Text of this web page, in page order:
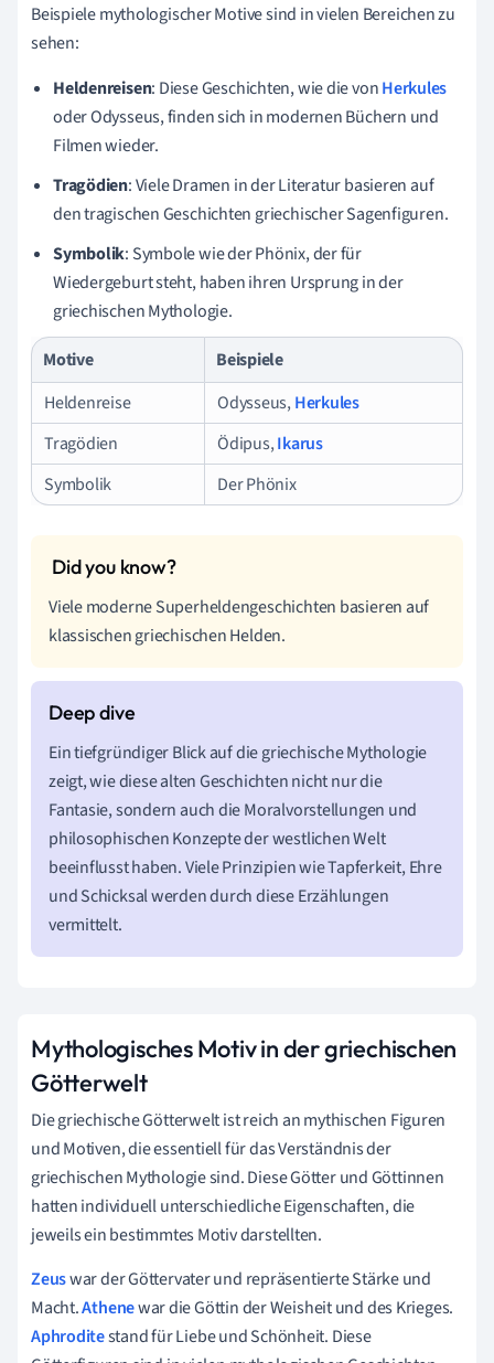
Beispiele mythologischer Motive sind in vielen Bereichen zu
sehen:
Heldenreisen: Diese Geschichten, wie die vonHerkules
oder Odysseus, finden sich in modernen Büchern und
Filmen wieder.
Tragödien: Viele Dramen in der Literatur basieren auf
den tragischen Geschichten griechischer Sagenfiguren.
Symbolik: Symbole wie der Phönix, der für
Wiedergeburt steht, haben ihren Ursprung in der
griechischen Mythologie.
Motive
Beispiele
Heldenreise
Odysseus,Herkules
Tragödien
Ödipus,Ikarus
Symbolik
Der Phönix
Viele moderne Superheldengeschichten basieren auf
klassischen griechischen Helden.
Ein tiefgründiger Blick auf die griechische Mythologie
zeigt, wie diese alten Geschichten nicht nur die
Fantasie, sondern auch die Moralvorstellungen und
philosophischen Konzepte der westlichen Welt
beeinflusst haben. Viele Prinzipien wie Tapferkeit, Ehre
und Schicksal werden durch diese Erzählungen
vermittelt.
Mythologisches Motiv in der griechischen
Götterwelt
Die griechische Götterwelt ist reich an mythischen Figuren
und Motiven, die essentiell für das Verständnis der
griechischen Mythologie sind. Diese Götter und Göttinnen
hatten individuell unterschiedliche Eigenschaften, die
jeweils ein bestimmtes Motiv darstellten.
Zeuswar der Göttervater und repräsentierte Stärke und
Macht.Athenewar die Göttin der Weisheit und des Krieges.
Aphroditestand für Liebe und Schönheit. Diese